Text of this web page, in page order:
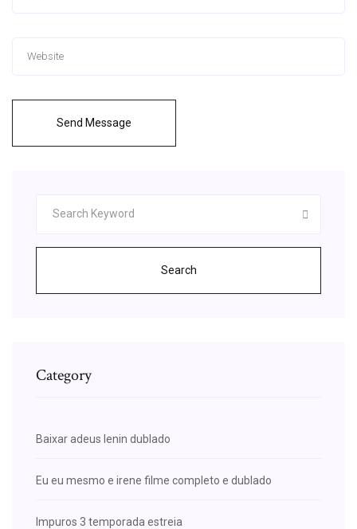
Send Message
Search
Category
Baixar adeus lenin dublado
Eu eu mesmo e irene filme completo e dublado
Impuros 3 temporada estreia